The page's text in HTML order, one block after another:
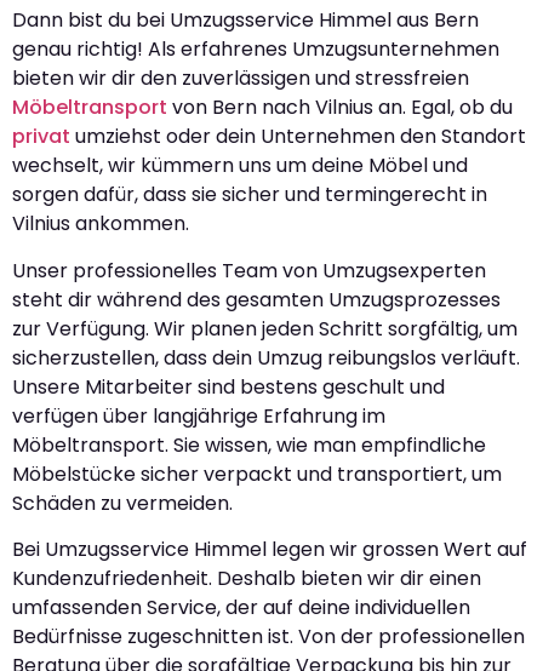
Dann bist du bei Umzugsservice Himmel aus Bern
genau richtig! Als erfahrenes Umzugsunternehmen
bieten wir dir den zuverlässigen und stressfreien
Möbeltransport von Bern nach Vilnius an. Egal, ob du
privat umziehst oder dein Unternehmen den Standort
wechselt, wir kümmern uns um deine Möbel und
sorgen dafür, dass sie sicher und termingerecht in
Vilnius ankommen.
Unser professionelles Team von Umzugsexperten
steht dir während des gesamten Umzugsprozesses
zur Verfügung. Wir planen jeden Schritt sorgfältig, um
sicherzustellen, dass dein Umzug reibungslos verläuft.
Unsere Mitarbeiter sind bestens geschult und
verfügen über langjährige Erfahrung im
Möbeltransport. Sie wissen, wie man empfindliche
Möbelstücke sicher verpackt und transportiert, um
Schäden zu vermeiden.
Bei Umzugsservice Himmel legen wir grossen Wert auf
Kundenzufriedenheit. Deshalb bieten wir dir einen
umfassenden Service, der auf deine individuellen
Bedürfnisse zugeschnitten ist. Von der professionellen